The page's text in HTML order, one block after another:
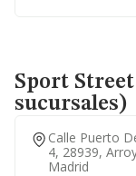
Sport
sucursales)
Calle Puerto
4, 28939,
Madrid